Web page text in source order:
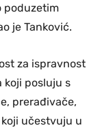
poduzetim
je Tanković.
za ispravnost
koji posluju s
prerađivače,
učestvuju u